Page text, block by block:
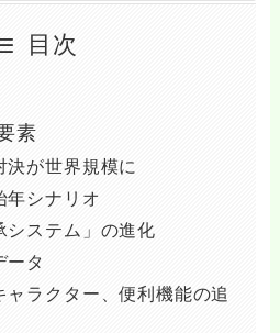
目次
素
決が世界規模に
年シナリオ
システム」の進化
ータ
ャラクター、便利機能の追